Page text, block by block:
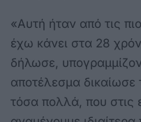
«Αυτή ήταν από τις
έχω κάνει στα 28
δήλωσε,
αποτέλεσμα
τόσα πολλά, που στις